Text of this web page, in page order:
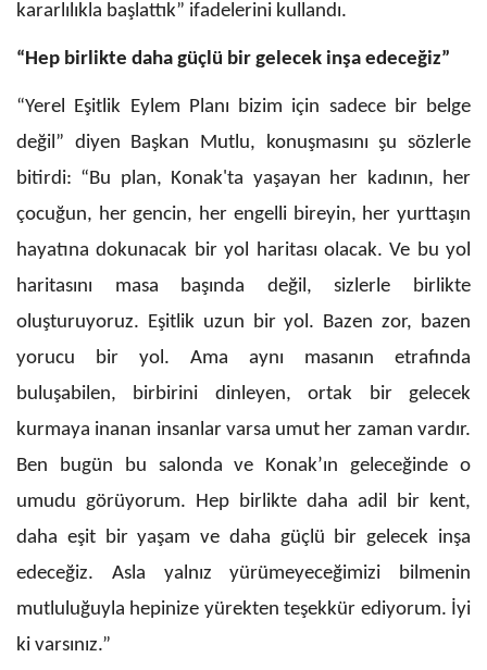
kararlılıkla başlattık” ifadelerini kullandı.
“Hep birlikte daha güçlü bir gelecek inşa edeceğiz”
“Yerel Eşitlik Eylem Planı bizim için sadece bir belge
değil” diyen Başkan Mutlu, konuşmasını şu sözlerle
bitirdi: “Bu plan, Konak'ta yaşayan her kadının, her
çocuğun, her gencin, her engelli bireyin, her yurttaşın
hayatına dokunacak bir yol haritası olacak. Ve bu yol
haritasını masa başında değil, sizlerle birlikte
oluşturuyoruz. Eşitlik uzun bir yol. Bazen zor, bazen
yorucu bir yol. Ama aynı masanın etrafında
buluşabilen, birbirini dinleyen, ortak bir gelecek
kurmaya inanan insanlar varsa umut her zaman vardır.
Ben bugün bu salonda ve Konak’ın geleceğinde o
umudu görüyorum. Hep birlikte daha adil bir kent,
daha eşit bir yaşam ve daha güçlü bir gelecek inşa
edeceğiz. Asla yalnız yürümeyeceğimizi bilmenin
mutluluğuyla hepinize yürekten teşekkür ediyorum. İyi
ki varsınız.”